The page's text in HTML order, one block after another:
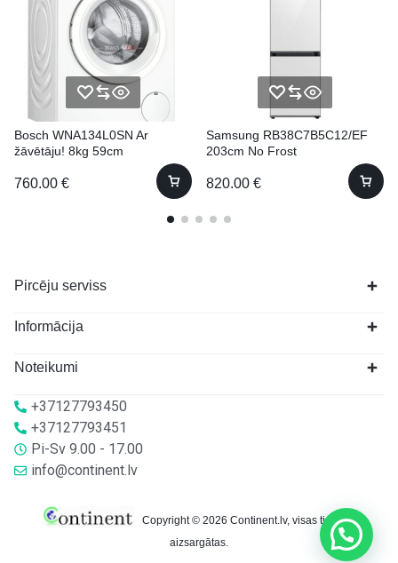
Bosch WNA134L0SN Ar
žāvētāju! 8kg 59cm
760.00 €
Samsung RB38C7B5C12/EF
203cm No Frost
820.00 €
Pircēju serviss
Informācija
Noteikumi
+37127793450
+37127793451
Pi-Sv 9.00 - 17.00
info@continent.lv
Copyright © 2026 Continent.lv, visas tiesības
aizsargātas.